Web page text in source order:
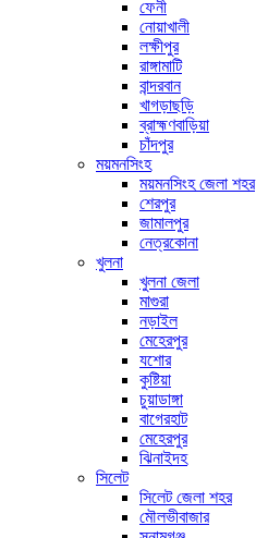
ফেনী
নোয়াখালী
লক্ষীপুর
রাঙ্গামাটি
বান্দরবান
খাগড়াছড়ি
ব্রাহ্মণবাড়িয়া
চাঁদপুর
ময়মনসিংহ
ময়মনসিংহ জেলা শহর
শেরপুর
জামালপুর
নেত্রকোনা
খুলনা
খুলনা জেলা
মাগুরা
নড়াইল
মেহেরপুর
যশোর
কুষ্টিয়া
চুয়াডাঙ্গা
বাগেরহাট
মেহেরপুর
ঝিনাইদহ
সিলেট
সিলেট জেলা শহর
মৌলভীবাজার